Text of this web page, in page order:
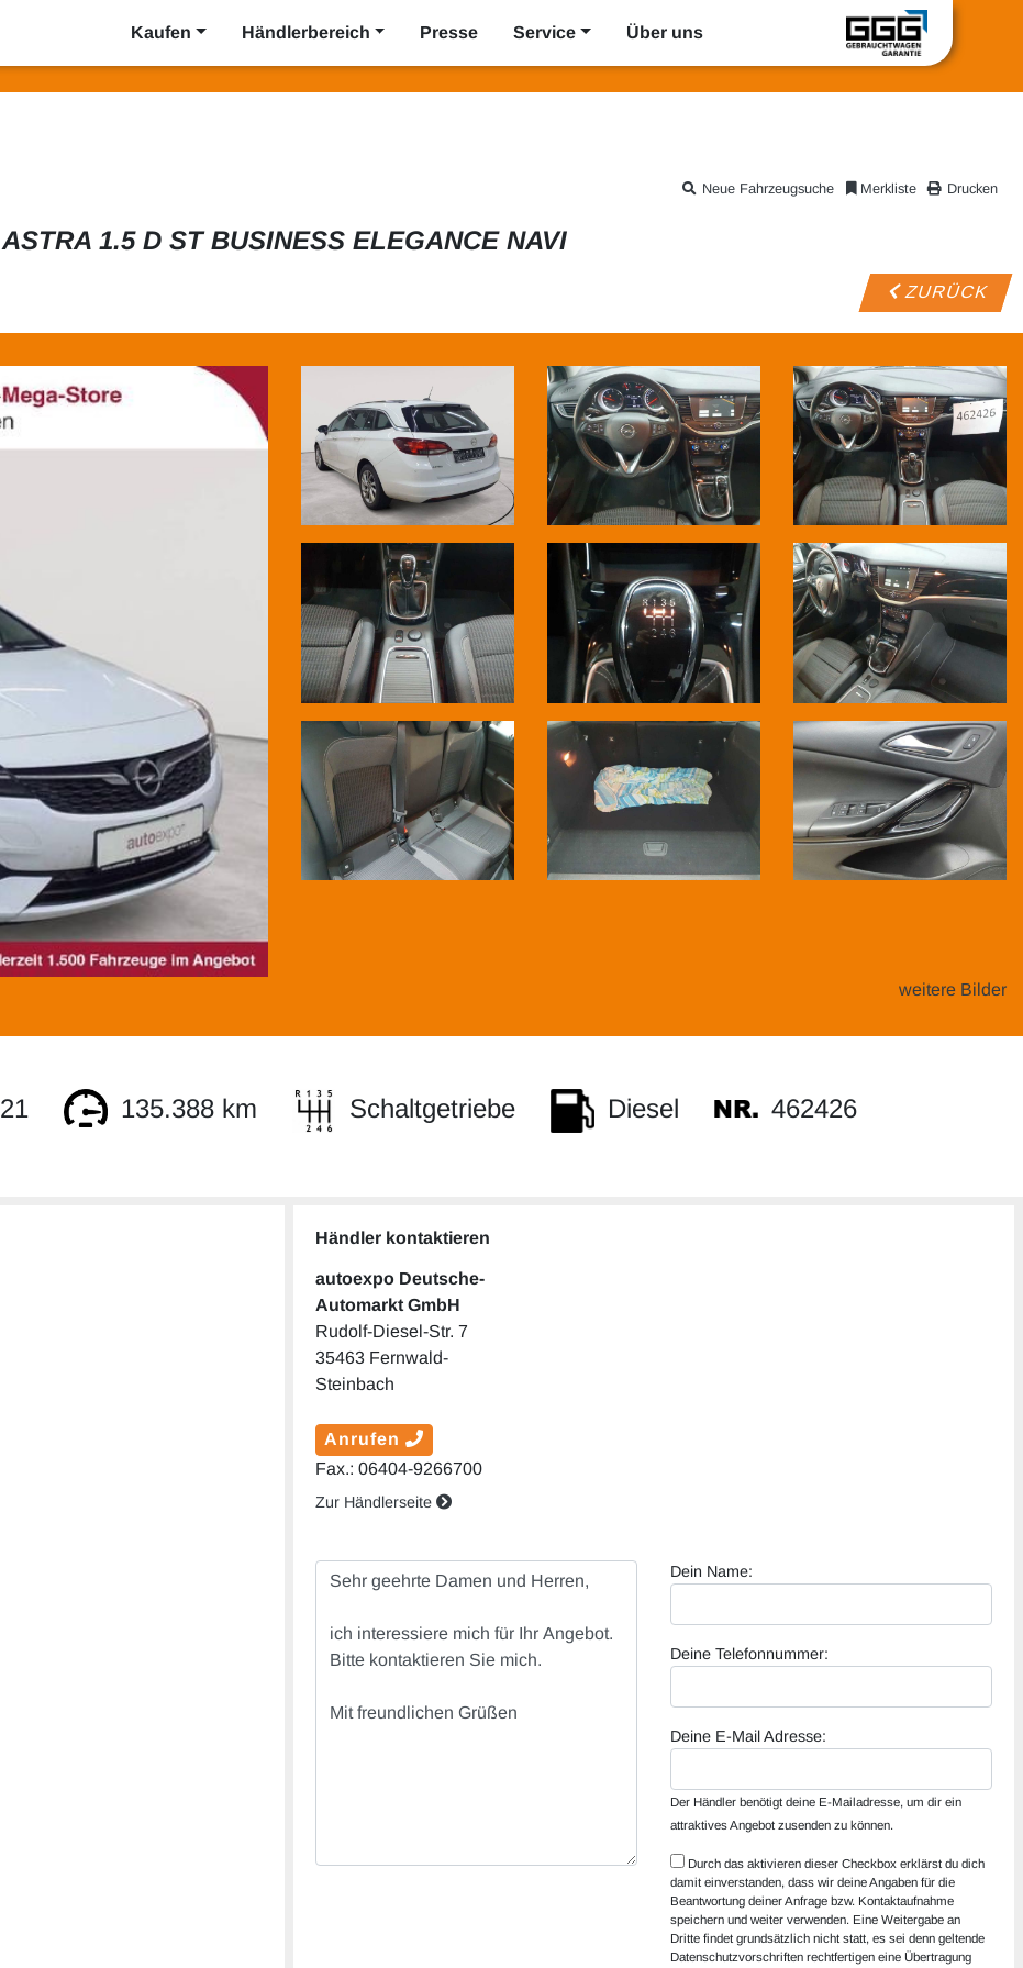
Kaufen Händlerbereich Presse Service Über uns
Drucken
Merkliste
Neue Fahrzeugsuche
ASTRA 1.5 D ST BUSINESS ELEGANCE NAVI
ZURÜCK
weitere Bilder
135.388 km Schaltgetriebe Diesel 462426
Händler kontaktieren
autoexpo Deutsche-
Automarkt GmbH
Rudolf-Diesel-Str. 7
35463 Fernwald-
Steinbach
Anrufen
Fax.: 06404-9266700
Zur Händlerseite
Dein Name:
Deine Telefonnummer:
Deine E-Mail Adresse:
Der Händler benötigt deine E-Mailadresse, um dir ein
attraktives Angebot zusenden zu können.
Durch das aktivieren dieser Checkbox erklärst du dich
damit einverstanden, dass wir deine Angaben für die
Beantwortung deiner Anfrage bzw. Kontaktaufnahme
speichern und weiter verwenden. Eine Weitergabe an
Dritte findet grundsätzlich nicht statt, es sei denn geltende
Datenschutzvorschriften rechtfertigen eine Übertragung